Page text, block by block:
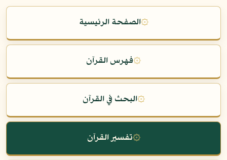
۞الصفحة الرئيسية
۞فهرس القرآن
۞البحث في القرآن
۞تفسير القرآن